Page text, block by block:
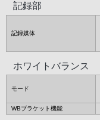
記録部
記録媒体
ホワイトバランス
モード
WBブラケット機能